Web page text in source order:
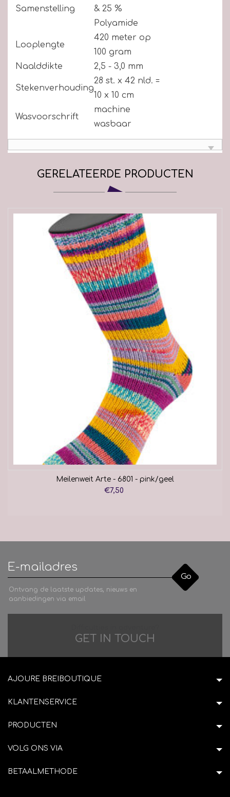
Samenstelling
& 25 %
Polyamide
Looplengte
420 meter op
100 gram
Naalddikte
2,5 - 3,0 mm
Stekenverhouding
28 st. x 42 nld. =
10 x 10 cm
Wasvoorschrift
machine
wasbaar
GERELATEERDE PRODUCTEN
Meilenweit Arte - 6801 - pink/geel
€7,50
Go
Ontvang de laatste updates, nieuws en
aanbiedingen via email
GET IN TOUCH
AJOURE BREIBOUTIQUE
KLANTENSERVICE
PRODUCTEN
VOLG ONS VIA
BETAALMETHODE